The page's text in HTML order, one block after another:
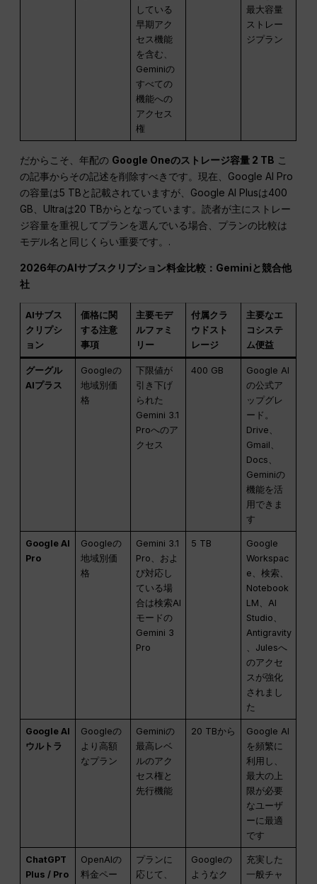
している
早期アク
セス機能
を含む、
Geminiの
すべての
機能への
アクセス
権
最大容量
ストレー
ジプラン
だからこそ、年配の Google Oneのストレージ容量 2 TB こ
の記事からその記述を削除すべきです。現在、Google AI Pro
の容量は5 TBと記載されていますが、Google AI Plusは400
GB、Ultraは20 TBからとなっています。読者が主にストレー
ジ容量を重視してプランを選んでいる場合、プランの比較は
モデル名と同じくらい重要です。.
2026年のAIサブスクリプション料金比較：Geminiと競合他
社
AIサブス
クリプシ
ョン
価格に関
する注意
事項
主要モデ
ルファミ
リー
付属クラ
ウドスト
レージ
主要なエ
コシステ
ム便益
グーグル
AIプラス
Googleの
地域別価
格
下限値が
引き下げ
られた
Gemini 3.1
Proへのア
クセス
400 GB
Google AI
の公式ア
ップグレ
ード。
Drive、
Gmail、
Docs、
Geminiの
機能を活
用できま
す
Google AI
Pro
Googleの
地域別価
格
Gemini 3.1
Pro、およ
び対応し
ている場
合は検索AI
モードの
Gemini 3
Pro
5 TB
Google
Workspac
e、検索、
Notebook
LM、AI
Studio、
Antigravity
、Julesへ
のアクセ
スが強化
されまし
た
Google AI
ウルトラ
Googleの
より高額
なプラン
Geminiの
最高レベ
ルのアク
セス権と
先行機能
20 TBから
Google AI
を頻繁に
利用し、
最大の上
限が必要
なユーザ
ーに最適
です
ChatGPT
Plus / Pro
OpenAIの
料金ペー
プランに
応じて、
Googleの
ようなク
充実した
一般チャ